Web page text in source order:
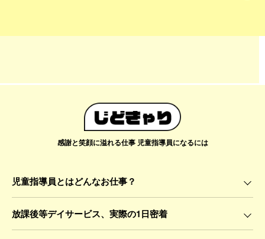
感謝と笑顔に溢れる仕事 児童指導員になるには
児童指導員とはどんなお仕事？
放課後等デイサービス、実際の1日密着